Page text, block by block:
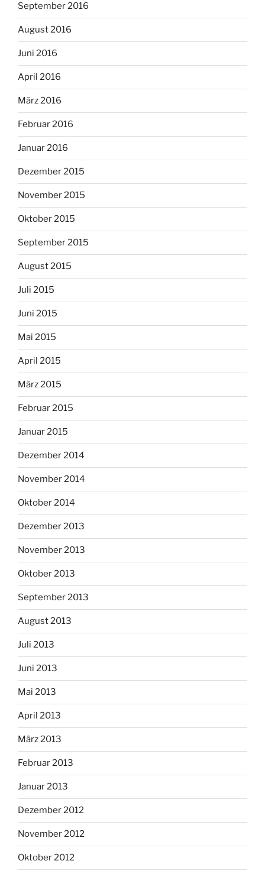
September 2016
August 2016
Juni 2016
April 2016
März 2016
Februar 2016
Januar 2016
Dezember 2015
November 2015
Oktober 2015
September 2015
August 2015
Juli 2015
Juni 2015
Mai 2015
April 2015
März 2015
Februar 2015
Januar 2015
Dezember 2014
November 2014
Oktober 2014
Dezember 2013
November 2013
Oktober 2013
September 2013
August 2013
Juli 2013
Juni 2013
Mai 2013
April 2013
März 2013
Februar 2013
Januar 2013
Dezember 2012
November 2012
Oktober 2012